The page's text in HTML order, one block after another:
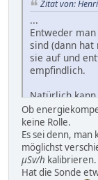
Zitat von:
...
Entweder
sind (dann hat
sie auf und
empfindlich.
Natürlich
verwenden.
Ob
keine Rolle.
Es sei denn,
möglichst
µSv/h kalibrieren.
Hat die Sonde